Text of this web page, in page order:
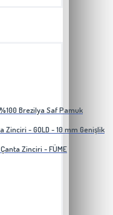
Brezilya Saf Pamuk
Zinciri - GOLD - 10 mm Genişlik
Zinciri - FÜME